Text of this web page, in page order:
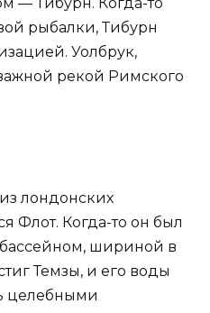
рыбалки, Тибурн
Уолбрук,
рекой Римского
лондонских
Флот. Когда-то он был
шириной в
Темзы, и его воды
целебными